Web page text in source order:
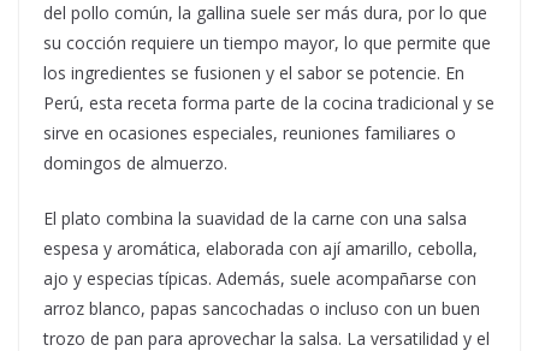
del pollo común, la gallina suele ser más dura, por lo que
su cocción requiere un tiempo mayor, lo que permite que
los ingredientes se fusionen y el sabor se potencie. En
Perú, esta receta forma parte de la cocina tradicional y se
sirve en ocasiones especiales, reuniones familiares o
domingos de almuerzo.
El plato combina la suavidad de la carne con una salsa
espesa y aromática, elaborada con ají amarillo, cebolla,
ajo y especias típicas. Además, suele acompañarse con
arroz blanco, papas sancochadas o incluso con un buen
trozo de pan para aprovechar la salsa. La versatilidad y el